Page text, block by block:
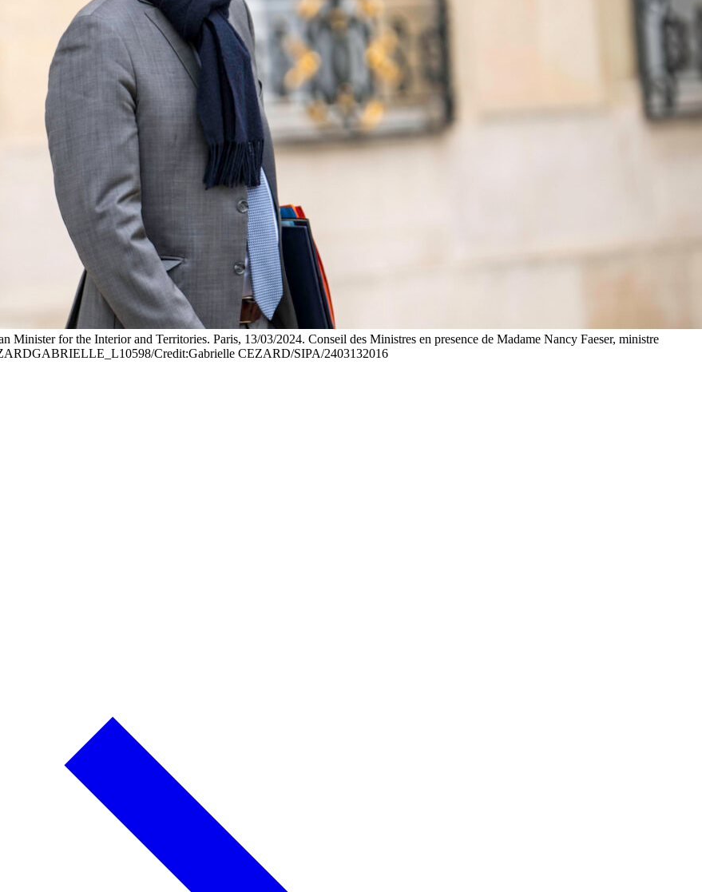
Minister for the Interior and Territories. Paris, 13/03/2024. Conseil des Ministres en presence de Madame Nancy Faeser, ministre
Credit:Gabrielle CEZARD/SIPA/2403132016